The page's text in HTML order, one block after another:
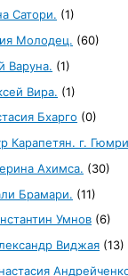
Сатори. (1)
Молодец. (60)
Варуна. (1)
Вира. (1)
Бхарго (0)
Карапетян. г.
Ахимса. (30)
Брамари. (11)
Умнов (6)
Виджая (13)